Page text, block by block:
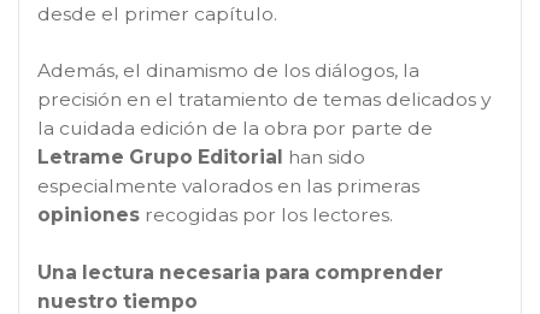
desde el primer capítulo.
Además, el dinamismo de los diálogos, la
precisión en el tratamiento de temas delicados y
la cuidada edición de la obra por parte de
Letrame Grupo Editorial
han sido
especialmente valorados en las primeras
opiniones recogidas por los lectores.
Una lectura necesaria para comprender
nuestro tiempo